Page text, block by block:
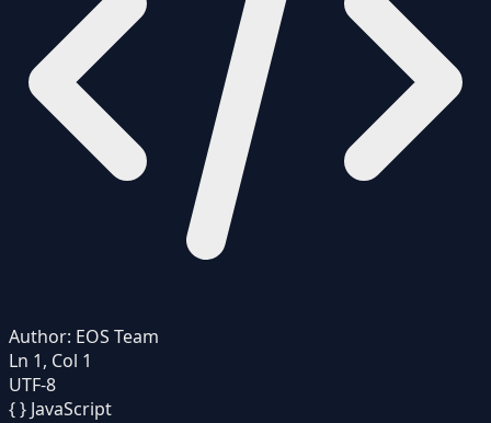
Author: EOS Team
Ln 1, Col 1
UTF-8
{ } JavaScript